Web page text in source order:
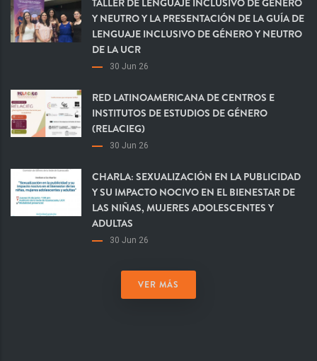
TALLER DE LENGUAJE INCLUSIVO DE GÉNERO
Y NEUTRO Y LA PRESENTACIÓN DE LA GUÍA DE
LENGUAJE INCLUSIVO DE GÉNERO Y NEUTRO
DE LA UCR
30 Jun 26
RED LATINOAMERICANA DE CENTROS E
INSTITUTOS DE ESTUDIOS DE GÉNERO
(RELACIEG)
30 Jun 26
CHARLA: SEXUALIZACIÓN EN LA PUBLICIDAD
Y SU IMPACTO NOCIVO EN EL BIENESTAR DE
LAS NIÑAS, MUJERES ADOLESCENTES Y
ADULTAS
30 Jun 26
VER MÁS